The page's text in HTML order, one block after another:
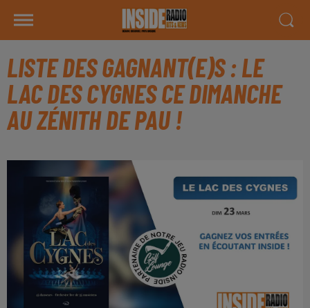
LISTE DES GAGNANT(E)S : LE
LAC DES CYGNES CE DIMANCHE
AU ZÉNITH DE PAU !